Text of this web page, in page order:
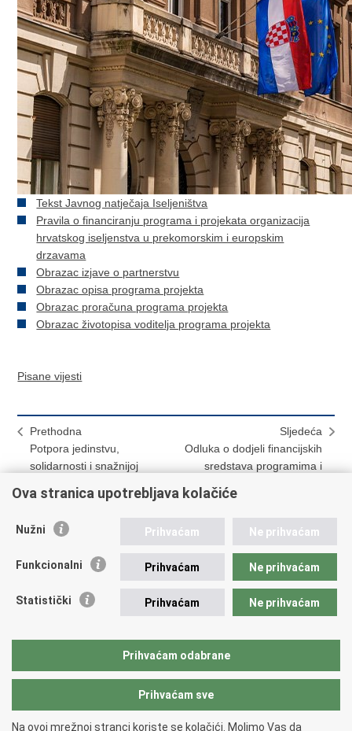
Tekst Javnog natječaja Iseljeništva
Pravila o financiranju programa i projekata organizacija
hrvatskog iseljenstva u prekomorskim i europskim
drzavama
Obrazac izjave o partnerstvu
Obrazac opisa programa projekta
Obrazac proračuna programa projekta
Obrazac životopisa voditelja programa projekta
Pisane vijesti
Prethodna
Potpora jedinstvu,
solidarnosti i snažnijoj
članica SEI-a
Sljedeća
Odluka o dodjeli financijskih
sredstava programima i
hrvatske nacionalne manjine
stranicuna
na
Ova stranica upotrebljava kolačiće
Nužni Prihvaćam Ne prihvaćam
Funkcionalni Prihvaćam Ne prihvaćam
Statistički Prihvaćam Ne prihvaćam
Prihvaćam odabrane
Prihvaćam sve
Na ovoj mrežnoj stranci koriste se kolačići. Molimo Vas da